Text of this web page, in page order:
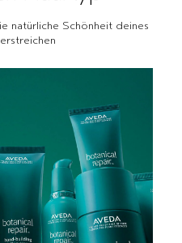
natürliche Schönheit deines